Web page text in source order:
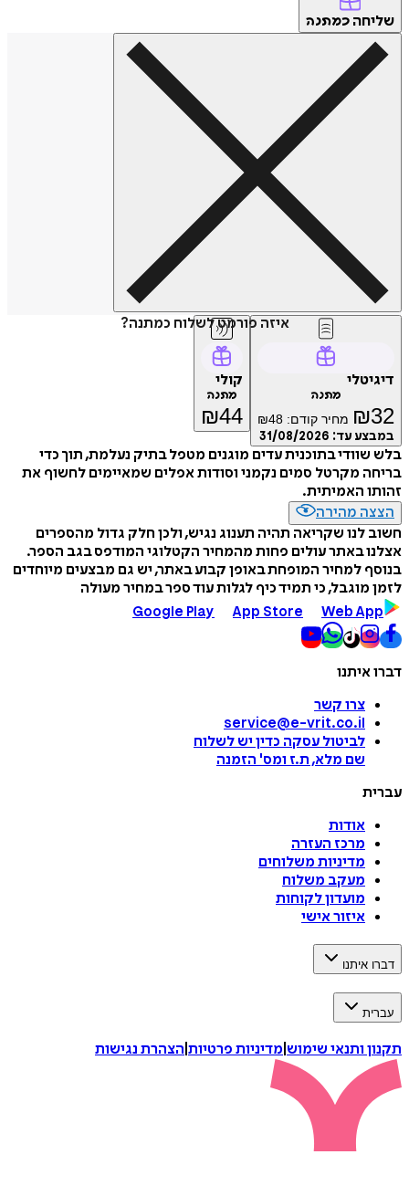
שליחה כמתנה
איזה פורמט לשלוח כמתנה?
דיגיטלי
מתנה
₪32 מחיר קודם: ₪48
במבצע עד: 31/08/2026
קולי
מתנה
₪44
בלש שוודי בתוכנית עדים מוגנים מטפל בתיק נעלמת, תוך כדי
בריחה מקרטל סמים נקמני וסודות אפלים שמאיימים לחשוף את
זהותו האמיתית.
הצצה מהירה
חשוב לנו שקריאה תהיה תענוג נגיש, ולכן חלק גדול מהספרים
אצלנו באתר עולים פחות מהמחיר הקטלוגי המודפס בגב הספר.
בנוסף למחיר המופחת באופן קבוע באתר, יש גם מבצעים מיוחדים
לזמן מוגבל, כי תמיד כיף לגלות עוד ספר במחיר מעולה
Google Play
App Store Web App
דברו איתנו
צרו קשר
service@e-vrit.co.il
לביטול עסקה כדין יש לשלוח
שם מלא, ת.ז ומס' הזמנה
עברית
אודות
מרכז העזרה
מדיניות משלוחים
מעקב משלוח
מועדון לקוחות
איזור אישי
דברו איתנו
עברית
תקנון ותנאי שימוש מדיניות פרטיות הצהרת נגישות